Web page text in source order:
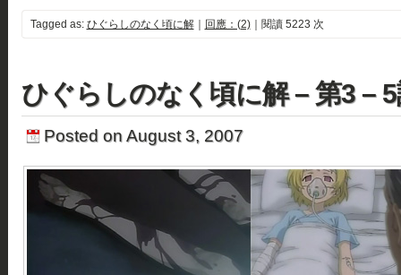
Tagged as: ひぐらしのなく頃に解｜ 回應：(2)｜閱讀 5223 次
ひぐらしのなく頃に解 – 第3 –
Posted on August 3, 2007